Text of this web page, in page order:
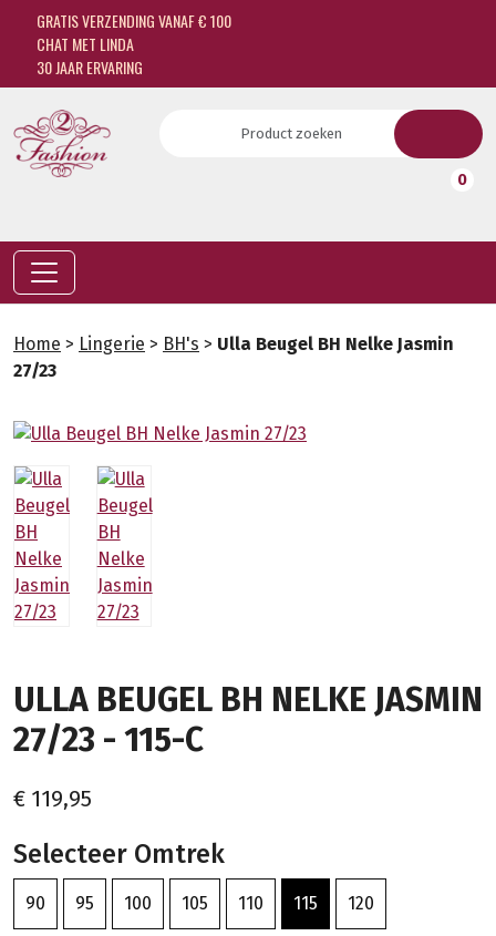
GRATIS VERZENDING VANAF € 100
CHAT MET LINDA
30 JAAR ERVARING
0
Home > Lingerie > BH's > Ulla Beugel BH Nelke Jasmin
27/23
ULLA BEUGEL BH NELKE JASMIN
27/23 - 115-C
€ 119,95
Selecteer Omtrek
90 95 100 105 110 115 120